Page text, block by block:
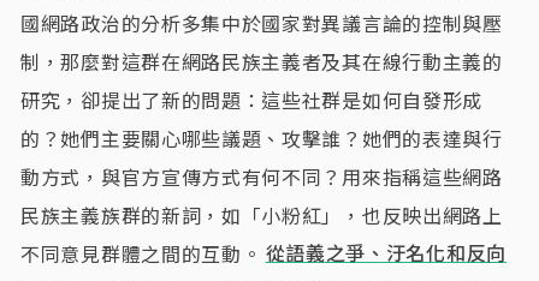
國網路政治的分析多集中於國家對異議言論的控制與壓
制，那麼對這群在網路民族主義者及其在線行動主義的
研究，卻提出了新的問題：這些社群是如何自發形成
的？她們主要關心哪些議題、攻擊誰？她們的表達與行
動方式，與官方宣傳方式有何不同？用來指稱這些網路
民族主義族群的新詞，如「小粉紅」，也反映出網路上
不同意見群體之間的互動。 從語義之爭、汙名化和反向